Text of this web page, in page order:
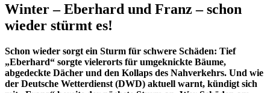
Winter – Eberhard und Franz – schon
wieder stürmt es!
Schon wieder sorgt ein Sturm für schwere Schäden: Tief
„Eberhard“ sorgte vielerorts für umgeknickte Bäume,
abgedeckte Dächer und den Kollaps des Nahverkehrs. Und wie
der Deutsche Wetterdienst (DWD) aktuell warnt, kündigt sich